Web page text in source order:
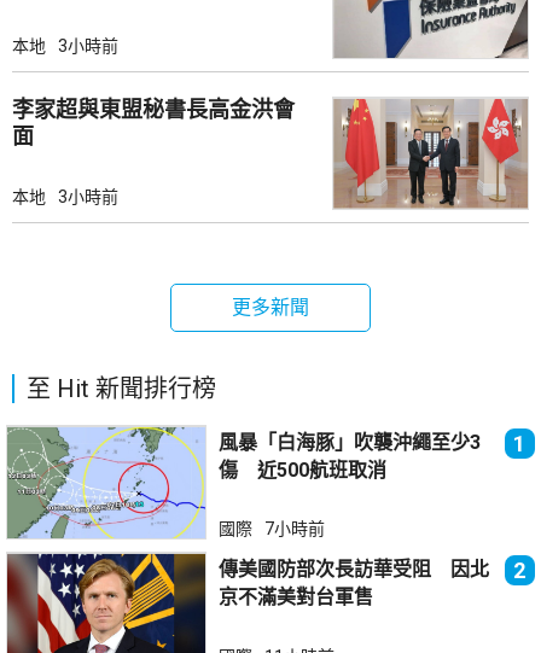
本地 3小時前
李家超與東盟秘書長高金洪會
面
本地 3小時前
更多新聞
至 Hit 新聞排行榜
風暴「白海豚」吹襲沖繩至少3
傷 近500航班取消
1
國際 7小時前
傳美國防部次長訪華受阻 因北
京不滿美對台軍售
2